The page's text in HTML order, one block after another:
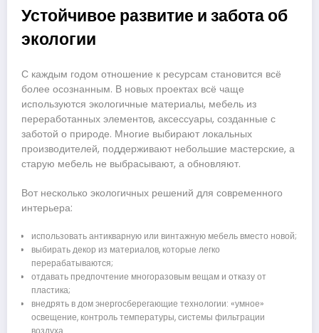
Устойчивое развитие и забота об
экологии
С каждым годом отношение к ресурсам становится всё
более осознанным. В новых проектах всё чаще
используются экологичные материалы, мебель из
переработанных элементов, аксессуары, созданные с
заботой о природе. Многие выбирают локальных
производителей, поддерживают небольшие мастерские, а
старую мебель не выбрасывают, а обновляют.
Вот несколько экологичных решений для современного
интерьера:
использовать антикварную или винтажную мебель вместо новой;
выбирать декор из материалов, которые легко
перерабатываются;
отдавать предпочтение многоразовым вещам и отказу от
пластика;
внедрять в дом энергосберегающие технологии: «умное»
освещение, контроль температуры, системы фильтрации
воздуха.